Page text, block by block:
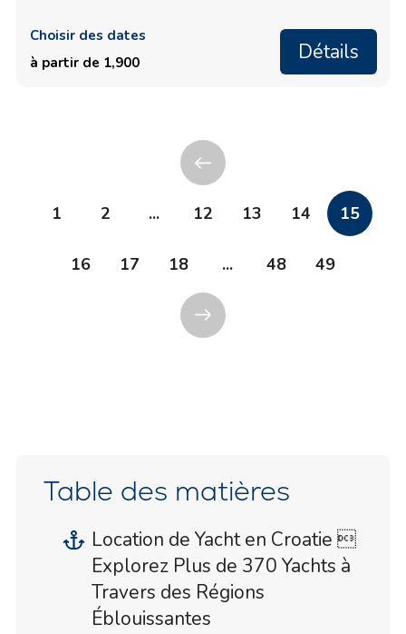
Choisir des dates
à partir de 1,900
Détails
1 2 ... 12 13 14 15
16 17 18 ... 48 49
Table des matières
Location de Yacht en Croatie 
Explorez Plus de 370 Yachts à
Travers des Régions
Éblouissantes